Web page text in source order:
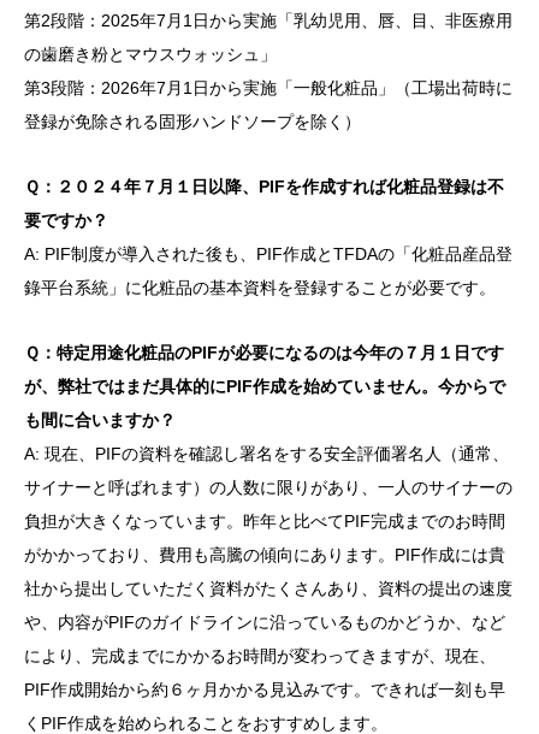
第2段階：2025年7月1日から実施「乳幼児用、唇、目、非医療用
の歯磨き粉とマウスウォッシュ」
第3段階：2026年7月1日から実施「一般化粧品」（工場出荷時に
登録が免除される固形ハンドソープを除く）
Ｑ：２０２４年７月１日以降、 PIFを作成すれば化粧品登録は不
要ですか？
A: PIF制度が導入された後も、PIF作成とTFDAの「化粧品産品登
錄平台系統」に化粧品の基本資料を登録することが必要です。
Ｑ：特定用途化粧品のPIFが必要になるのは今年の７月１日です
が、弊社ではまだ具体的にPIF作成を始めていません。今からで
も間に合いますか？
A: 現在、PIFの資料を確認し署名をする安全評価署名人（通常、
サイナーと呼ばれます）の人数に限りがあり、一人のサイナーの
負担が大きくなっています。昨年と比べてPIF完成までのお時間
がかかっており、費用も高騰の傾向にあります。PIF作成には貴
社から提出していただく資料がたくさんあり、資料の提出の速度
や、内容がPIFのガイドラインに沿っているものかどうか、など
により、完成までにかかるお時間が変わってきますが、現在、
PIF作成開始から約６ヶ月かかる見込みです。できれば一刻も早
くPIF作成を始められることをおすすめします。